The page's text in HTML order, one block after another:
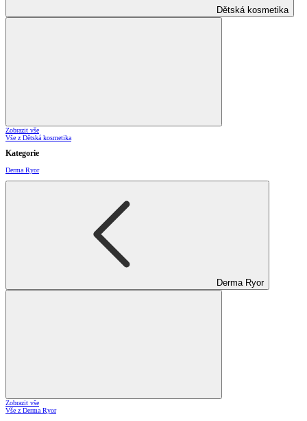
Dětská kosmetika
Zobrazit vše
Vše z Dětská kosmetika
Kategorie
Derma Ryor
Derma Ryor
Zobrazit vše
Vše z Derma Ryor